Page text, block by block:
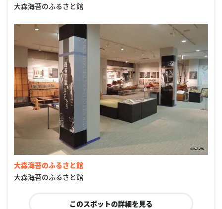
大森海苔のふるさと館
大森海苔のふるさと館
大森海苔のふるさと館
このスポットの詳細を見る